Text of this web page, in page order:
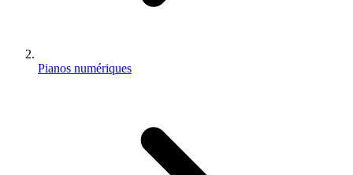
Pianos numériques